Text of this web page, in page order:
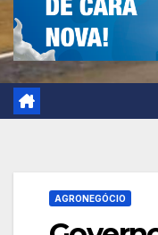
AGRONEGÓCIO